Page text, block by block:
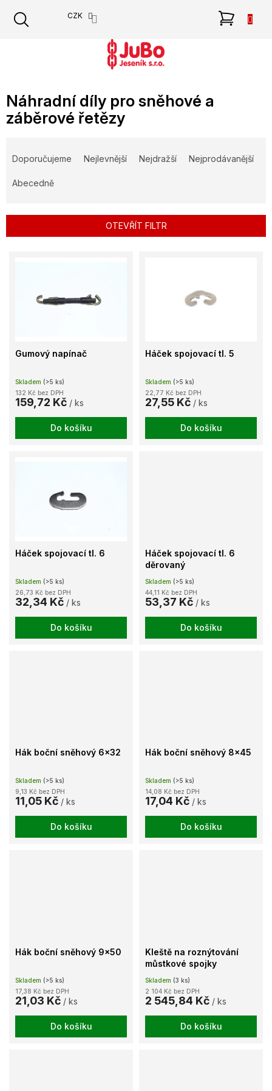
obsah
CZK
Náhradní díly pro sněhové a
záběrové řetězy
e
r
Doporučujeme Nejlevnější Nejdražší Nejprodávanější
Abecedně
OTEVŘÍT FILTR
Gumový napínač
Skladem (>5 ks)
132 Kč bez DPH
159,72 Kč / ks
Do košíku
Háček spojovací tl. 5
Skladem (>5 ks)
22,77 Kč bez DPH
27,55 Kč / ks
Do košíku
Háček spojovací tl. 6
Skladem (>5 ks)
26,73 Kč bez DPH
32,34 Kč / ks
Do košíku
Háček spojovací tl. 6
děrovaný
Skladem (>5 ks)
44,11 Kč bez DPH
53,37 Kč / ks
Do košíku
Hák boční sněhový 6x32
Skladem (>5 ks)
9,13 Kč bez DPH
11,05 Kč / ks
Do košíku
Hák boční sněhový 8x45
Skladem (>5 ks)
14,08 Kč bez DPH
17,04 Kč / ks
Do košíku
Hák boční sněhový 9x50
Skladem (>5 ks)
17,38 Kč bez DPH
21,03 Kč / ks
Do košíku
Kleště na roznýtování
můstkové spojky
Skladem (3 ks)
2 104 Kč bez DPH
2 545,84 Kč / ks
Do košíku